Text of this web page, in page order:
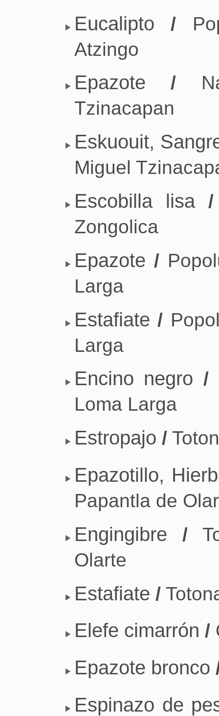
Eucalipto
/
Atzingo
Epazote
/
Tzinacapan
Eskuouit,
Miguel
Escobilla lisa
/
Zongolica
Epazote /
Larga
Estafiate /
Larga
Encino negro /
Loma Larga
Estropajo /
Epazotillo,
Papantla de
Engingibre
/
Olarte
Estafiate /
Elefe cimarrón /
Epazote bronco
Espinazo de